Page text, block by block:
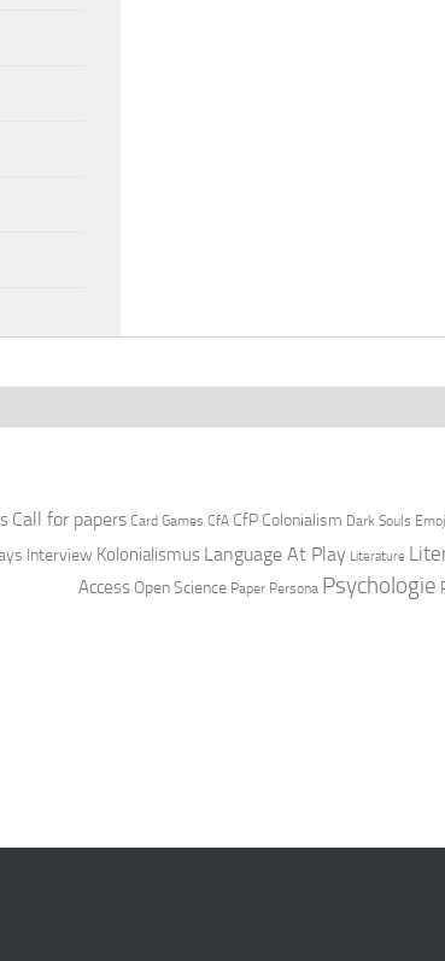
Call for papers Card Games CfA CfP Colonialism Dark Souls
Interview Kolonialismus Language At Play Literature
Access Open Science Paper Persona Psychologie